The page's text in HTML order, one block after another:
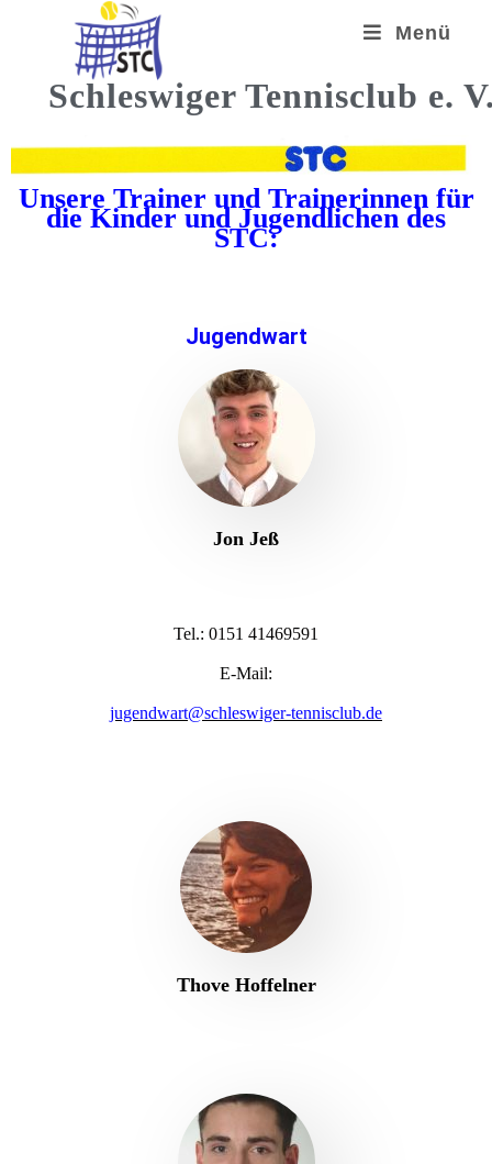
Menü
Schleswiger Tennisclub e.
Unsere Trainer und Trainerinnen für
die Kinder und Jugendlichen des
STC:
Jugendwart
Jon Jeß
Tel.: 0151 41469591
E-Mail:
jugendwart@schleswiger-tennisclub.de
Thove Hoffelner